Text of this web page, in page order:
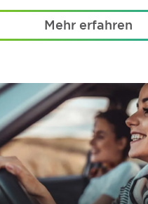
Mehr erfahren